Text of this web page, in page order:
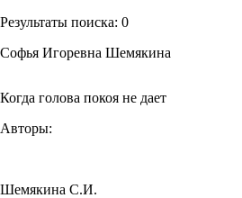
Результаты поиска: 0
Софья Игоревна Шемякина
Когда голова покоя не дает
Авторы:
Шемякина С.И.